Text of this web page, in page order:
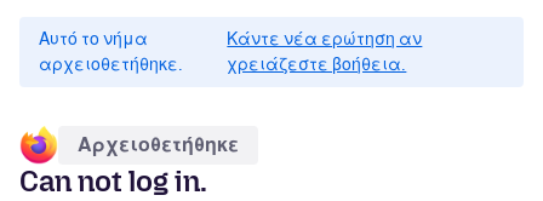
Αυτό το νήμα
αρχειοθετήθηκε.
Κάντε νέα ερώτηση αν
χρειάζεστε βοήθεια.
Αρχειοθετήθηκε
Can not log in.